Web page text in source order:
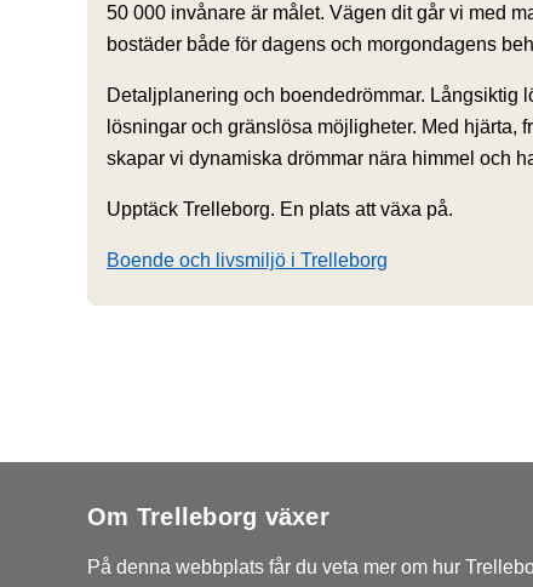
50 000 invånare är målet. Vägen dit går vi med
bostäder både för dagens och morgondagens
Detaljplanering och boendedrömmar. Långsiktig
lösningar och gränslösa möjligheter. Med hjärta,
skapar vi dynamiska drömmar nära himmel och
Upptäck Trelleborg. En plats att växa på.
Boende och livsmiljö i Trelleborg
Om Trelleborg växer
På denna webbplats får du veta mer om hur